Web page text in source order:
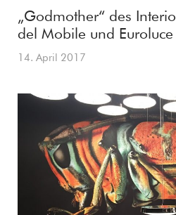
„Godmother“ des
del Mobile und
14. April 2017